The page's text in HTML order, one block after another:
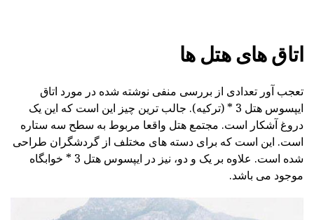
اتاق های هتل ها
تعجب آور تعدادی از بررسی منفی نوشته شده در مورد اتاق
ایپسوس هتل 3 * (ترکیه). جالب ترین چیز این است که این یک
دروغ آشکار است. مجتمع هتل واقعا مربوط به سطح سه ستاره
است. این است که برای دسته های مختلف از گردشگران طراحی
شده است. علاوه بر یک و دو، نیز در ایپسوس هتل 3 * خوابگاه
موجود می باشد.